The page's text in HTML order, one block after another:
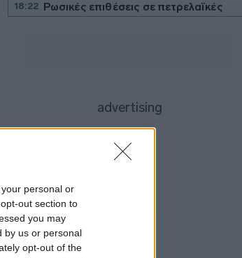
personal or
out section to
you may
by us or personal
opt-out of the
18:22 Ρωσικές επιθέσεις σε πετρελαϊκές
εγκαταστάσεις της Naftogaz στο
εμβόλια για την αντιμετώπιση της
Προς χαμηλό 10ετίας η παραγωγή
ζάχαρης στην Ευρώπη
- Ανάπτυξη αμυντικών τεχνολογιών σε
Ελλάδα και Κύπρο
17:33
Ο Τραμπ επιβάλλει δασμούς 15% σε
βασικά υλικά τσιπ για να αντιμετωπίσει
την Κίνα